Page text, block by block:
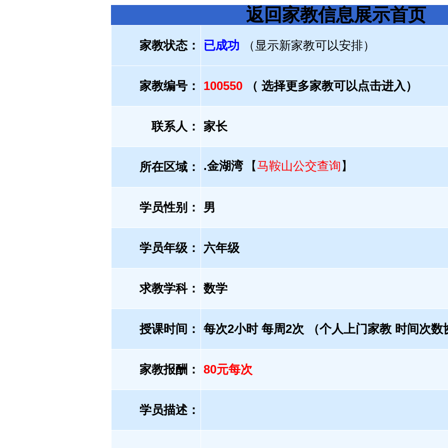
返回家教信息展示首页
家教状态： 已成功 （显示新家教可以安排）
家教编号： 100550 （ 选择更多家教可以点击进入）
联系人： 家长
所在区域： .金湖湾 【马鞍山公交查询 】
学员性别： 男
学员年级： 六年级
求教学科： 数学
授课时间： 每次2小时 每周2次 （个人上门家教 时间次数
家教报酬： 80元每次
学员描述：